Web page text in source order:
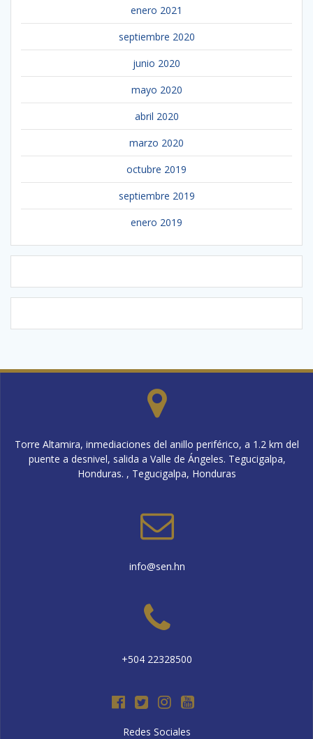
enero 2021
septiembre 2020
junio 2020
mayo 2020
abril 2020
marzo 2020
octubre 2019
septiembre 2019
enero 2019
Torre Altamira, inmediaciones del anillo periférico, a 1.2 km del
puente a desnivel, salida a Valle de Ángeles. Tegucigalpa,
Honduras. , Tegucigalpa, Honduras
info@sen.hn
+504 22328500
Redes Sociales